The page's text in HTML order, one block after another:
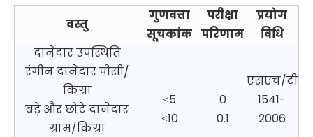
वस्तु
गुणवत्ता
सूचकांक
परीक्षा
परिणाम
प्रयोग
विधि
दानेदार उपस्थिति
रंगीन दानेदार पीसी/
किग्रा
बड़े और छोटे दानेदार
ग्राम/किग्रा
≤5
≤10
0
0.1
एसएच/टी
1541-
2006